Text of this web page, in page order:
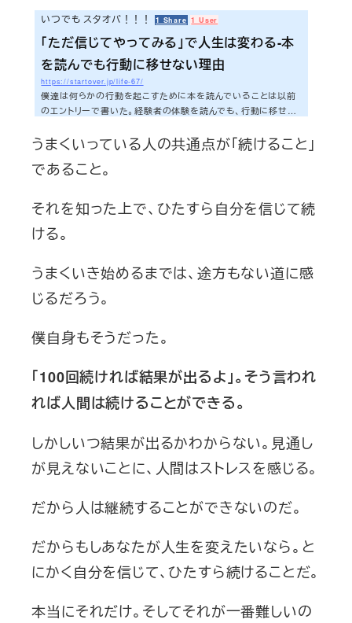
いつでも スタオバ！！！ 1 Share 1 User
「ただ信じてやってみる」で人生は変わる-本
を読んでも行動に移せない理由
https://startover.jp/life-67/
僕達は何らかの行動を起こすために本を読んでいることは以前
のエントリーで書いた。経験者の体験を読んでも、行動に移せな
るあなたへのエントリー。さぁ、今日も早速いってみよう！！！
「信じてやってみる」ということ一言で言うと、これに尽きる。
「信じてやってみる」ここ数年、このことの大切さを僕は実感す
ったいないのだ。僕達は行動するために本を読んでいる。その本
の著者に少なくとも実績があるのな...
うまくいっている人の共通点が「続けること」
であること。
それを知った上で、ひたすら自分を信じて続
ける。
うまくいき始めるまでは、途方もない道に感
じるだろう。
僕自身もそうだった。
「100回続ければ結果が出るよ」。そう言われ
れば人間は続けることができる。
しかしいつ結果が出るかわからない。見通し
が見えないことに、人間はストレスを感じる。
だから人は継続することができないのだ。
だからもしあなたが人生を変えたいなら。と
にかく自分を信じて、ひたすら続けることだ。
本当にそれだけ。そしてそれが一番難しいの